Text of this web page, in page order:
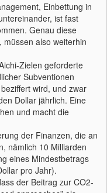
Einbettung in
ist fast
Genau diese
also weiterhin
Zielen geforderte
Subventionen
wird, und zwar
Dollar jährlich. Eine
und macht die
der Finanzen, die an
nämlich 10 Milliarden
eines Mindestbetrags
pro Jahr).
der Beitrag zur CO2-